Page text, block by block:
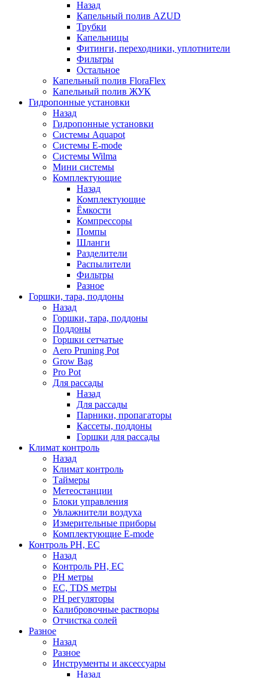
Назад
Капельный полив AZUD
Трубки
Капельницы
Фитинги, переходники, уплотнители
Фильтры
Остальное
Капельный полив FloraFlex
Капельный полив ЖУК
Гидропонные установки
Назад
Гидропонные установки
Системы Aquapot
Системы E-mode
Системы Wilma
Мини системы
Комплектующие
Назад
Комплектующие
Ёмкости
Компрессоры
Помпы
Шланги
Разделители
Распылители
Фильтры
Разное
Горшки, тара, поддоны
Назад
Горшки, тара, поддоны
Поддоны
Горшки сетчатые
Aero Pruning Pot
Grow Bag
Pro Pot
Для рассады
Назад
Для рассады
Парники, пропагаторы
Кассеты, поддоны
Горшки для рассады
Климат контроль
Назад
Климат контроль
Таймеры
Метеостанции
Блоки управления
Увлажнители воздуха
Измерительные приборы
Комплектующие E-mode
Контроль PH, EC
Назад
Контроль PH, EC
PH метры
EC, TDS метры
PH регуляторы
Калибровочные растворы
Отчистка солей
Разное
Назад
Разное
Инструменты и аксессуары
Назад